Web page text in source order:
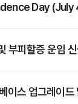
Day (July
전지점 -
이스 업그레이드